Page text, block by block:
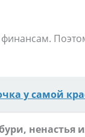
у самой
ненастья